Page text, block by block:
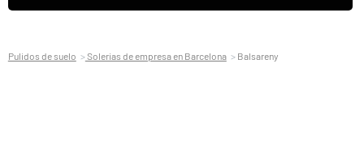
Pulidos de suelo Solerias de empresa en Barcelona Balsareny